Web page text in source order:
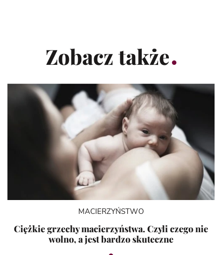
Zobacz także
MACIERZYŃSTWO
Ciężkie grzechy macierzyństwa. Czyli czego nie
wolno, a jest bardzo skuteczne